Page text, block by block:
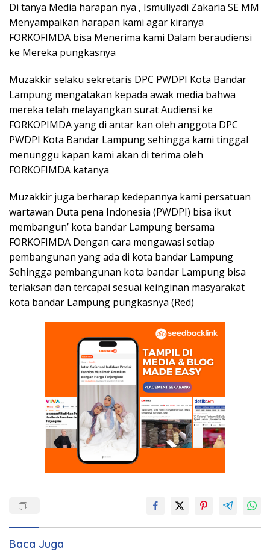
Di tanya Media harapan nya , Ismuliyadi Zakaria SE MM
Menyampaikan harapan kami agar kiranya
FORKOFIMDA bisa Menerima kami Dalam beraudiensi
ke Mereka pungkasnya
Muzakkir selaku sekretaris DPC PWDPI Kota Bandar
Lampung mengatakan kepada awak media bahwa
mereka telah melayangkan surat Audiensi ke
FORKOPIMDA yang di antar kan oleh anggota DPC
PWDPI Kota Bandar Lampung sehingga kami tinggal
menunggu kapan kami akan di terima oleh
FORKOFIMDA katanya
Muzakkir juga berharap kedepannya kami persatuan
wartawan Duta pena Indonesia (PWDPI) bisa ikut
membangun’ kota bandar Lampung bersama
FORKOFIMDA Dengan cara mengawasi setiap
pembangunan yang ada di kota bandar Lampung
Sehingga pembangunan kota bandar Lampung bisa
terlaksan dan tercapai sesuai keinginan masyarakat
kota bandar Lampung pungkasnya (Red)
Baca Juga